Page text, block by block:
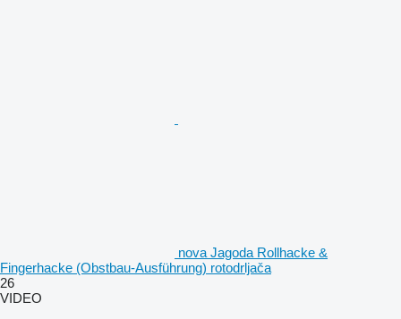
nova Jagoda Rollhacke &
Fingerhacke (Obstbau-Ausführung) rotodrljača
26
VIDEO